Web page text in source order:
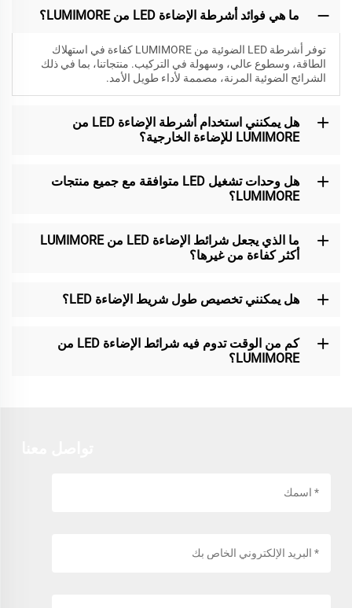
ما هي فوائد أشرطة الإضاءة LED من LUMIMORE؟
توفر أشرطة LED الضوئية من LUMIMORE كفاءة في استهلاك
الطاقة، وسطوع عالي، وسهولة في التركيب. منتجاتنا، بما في ذلك
الشرائح الضوئية المرنة، مصممة لأداء طويل الأمد.
هل يمكنني استخدام أشرطة الإضاءة LED من
LUMIMORE للإضاءة الخارجية؟
هل وحدات تشغيل LED متوافقة مع جميع منتجات
LUMIMORE؟
ما الذي يجعل شرائط الإضاءة LED من LUMIMORE
أكثر كفاءة من غيرها؟
هل يمكنني تخصيص طول شريط الإضاءة LED؟
كم من الوقت تدوم فيه شرائط الإضاءة LED من
LUMIMORE؟